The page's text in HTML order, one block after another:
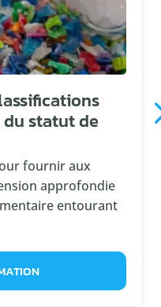
du statut de
fournir aux
approfondie
entourant